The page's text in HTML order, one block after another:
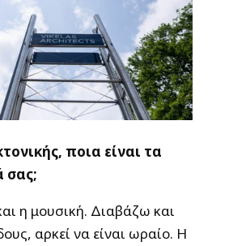
ποια είναι τα
σας;
η μουσική. Διαβάζω και
αρκεί να είναι ωραίο. Η